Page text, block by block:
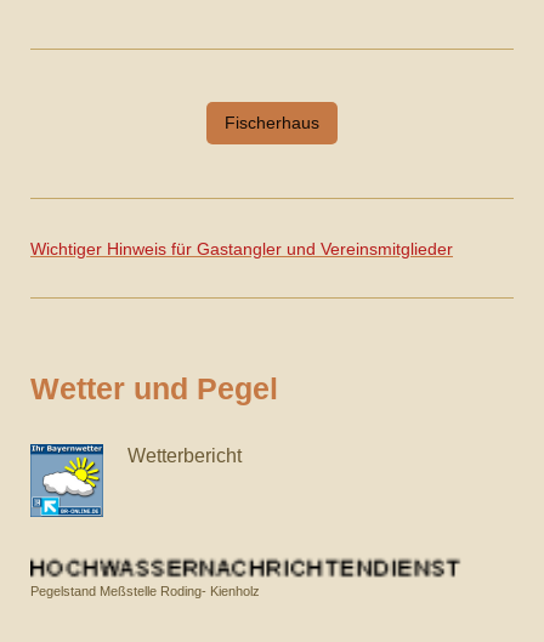
Fischerhaus
Wichtiger Hinweis für Gastangler und Vereinsmitglieder
Wetter und Pegel
Wetterbericht
Pegelstand Meßstelle Roding- Kienholz